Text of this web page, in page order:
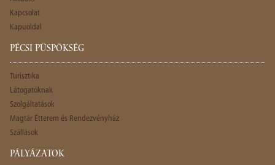
Kapcsolat
Kapuoldal
PÉCSI PÜSPÖKSÉG
Turisztika
Látogatóknak
Szolgáltatások
Magtár Étterem és Rendezvényház
Szállások
PÁLYÁZATOK